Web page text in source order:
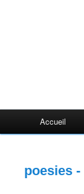
Accueil
poesies